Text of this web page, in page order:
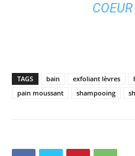
TAGS bain exfoliant lèvres
pain moussant
shampooing